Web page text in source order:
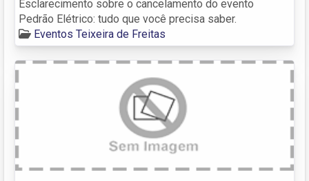
Esclarecimento sobre o cancelamento do evento
Pedrão Elétrico: tudo que você precisa saber.
Eventos Teixeira de Freitas